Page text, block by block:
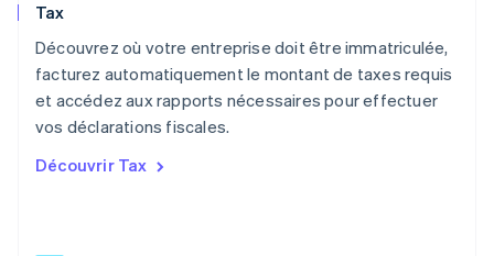
Tax
Découvrez où votre entreprise doit être immatriculée,
facturez automatiquement le montant de taxes requis
et accédez aux rapports nécessaires pour effectuer
vos déclarations fiscales.
Découvrir Tax
Nouvelle-Zélande
Pays-Bas
NederlandsEnglish
Pologne
Portugal